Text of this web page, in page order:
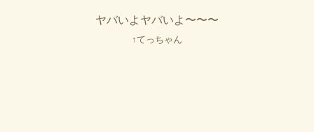
ヤバいよヤバいよ〜〜〜
↑てっちゃん